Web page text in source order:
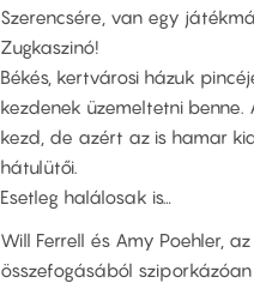
Szerencsére, van egy
Zugkaszinó!
Békés, kertvárosi házuk
kezdenek üzemeltetni
kezd, de azért az is hamar
hátulütői.
Esetleg halálosak is…
Will Ferrell és Amy Poehler,
összefogásából